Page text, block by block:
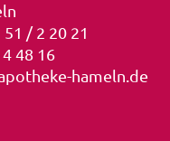
/ 2 20 21
4 48 16
hameln.de